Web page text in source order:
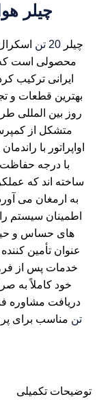
چیلر هواخنک
چیلر 20 تن
محصولی است که
ایرانی ترکیب
بهترین قطعات و
روز بین المللی
متشکل از
اواپراتور با
ساخته اند که
به ارمغان می
اطمینان سیستم
های حساس و
عنوان تأمین
خدمات پس از
خود کاملاً به
دریافت مشاوره
تن مناسب برای
توضیحات تکمیلی